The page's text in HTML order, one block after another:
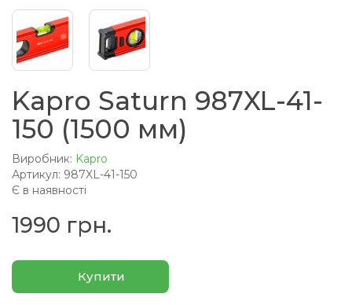
Kapro Saturn 987XL-41-
150 (1500 мм)
Виробник: Kapro
Артикул: 987XL-41-150
Є в наявності
1990 грн.
Купити